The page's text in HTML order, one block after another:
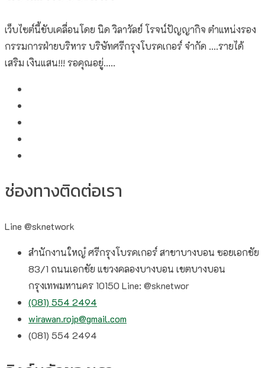
เว็บไซต์นี้ขับเคลื่อนโดย นิด วิลาวัลย์​ โรจน์ปัญญากิจ ตำแหน่งรอง
กรรมการฝ่ายบริหาร บริษัทศรีกรุงโบรคเกอร์ จำกัด ....รายได้
เสริม เงินแสน!!! รอคุณอยู่.....
ช่องทางติดต่อเรา
Line @sknetwork
สำนักงานใหญ๋ ศรีกรุงโบรคเกอร์ สาขาบางบอน ซอยเอกชัย
83/1 ถนนเอกชัย แขวงคลองบางบอน เขตบางบอน
กรุงเทพมหานคร 10150 Line: @sknetwor
(081) 554 2494​
wirawan.rojp@gmail.com
(081) 554 2494​